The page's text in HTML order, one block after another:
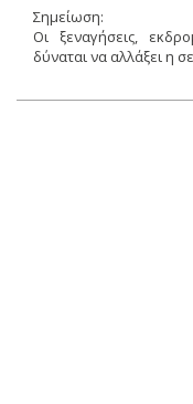
Σημείωση:
Οι ξεναγήσεις,
δύναται να αλλάξει η